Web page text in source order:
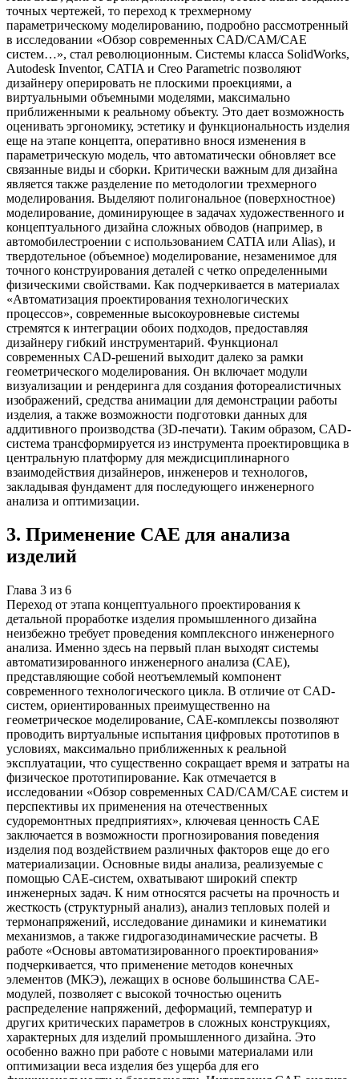
точных чертежей, то переход к трехмерному
параметрическому моделированию, подробно рассмотренный
в исследовании «Обзор современных CAD/CAM/CAE
систем…», стал революционным. Системы класса SolidWorks,
Autodesk Inventor, CATIA и Creo Parametric позволяют
дизайнеру оперировать не плоскими проекциями, а
виртуальными объемными моделями, максимально
приближенными к реальному объекту. Это дает возможность
оценивать эргономику, эстетику и функциональность изделия
еще на этапе концепта, оперативно внося изменения в
параметрическую модель, что автоматически обновляет все
связанные виды и сборки. Критически важным для дизайна
является также разделение по методологии трехмерного
моделирования. Выделяют полигональное (поверхностное)
моделирование, доминирующее в задачах художественного и
концептуального дизайна сложных обводов (например, в
автомобилестроении с использованием CATIA или Alias), и
твердотельное (объемное) моделирование, незаменимое для
точного конструирования деталей с четко определенными
физическими свойствами. Как подчеркивается в материалах
«Автоматизация проектирования технологических
процессов», современные высокоуровневые системы
стремятся к интеграции обоих подходов, предоставляя
дизайнеру гибкий инструментарий. Функционал
современных CAD-решений выходит далеко за рамки
геометрического моделирования. Он включает модули
визуализации и рендеринга для создания фотореалистичных
изображений, средства анимации для демонстрации работы
изделия, а также возможности подготовки данных для
аддитивного производства (3D-печати). Таким образом, CAD-
система трансформируется из инструмента проектировщика в
центральную платформу для междисциплинарного
взаимодействия дизайнеров, инженеров и технологов,
закладывая фундамент для последующего инженерного
анализа и оптимизации.
3. Применение CAE для анализа
изделий
Глава 3 из 6
Переход от этапа концептуального проектирования к
детальной проработке изделия промышленного дизайна
неизбежно требует проведения комплексного инженерного
анализа. Именно здесь на первый план выходят системы
автоматизированного инженерного анализа (CAE),
представляющие собой неотъемлемый компонент
современного технологического цикла. В отличие от CAD-
систем, ориентированных преимущественно на
геометрическое моделирование, CAE-комплексы позволяют
проводить виртуальные испытания цифровых прототипов в
условиях, максимально приближенных к реальной
эксплуатации, что существенно сокращает время и затраты на
физическое прототипирование. Как отмечается в
исследовании «Обзор современных CAD/CAM/CAE систем и
перспективы их применения на отечественных
судоремонтных предприятиях», ключевая ценность CAE
заключается в возможности прогнозирования поведения
изделия под воздействием различных факторов еще до его
материализации. Основные виды анализа, реализуемые с
помощью CAE-систем, охватывают широкий спектр
инженерных задач. К ним относятся расчеты на прочность и
жесткость (структурный анализ), анализ тепловых полей и
термонапряжений, исследование динамики и кинематики
механизмов, а также гидрогазодинамические расчеты. В
работе «Основы автоматизированного проектирования»
подчеркивается, что применение методов конечных
элементов (МКЭ), лежащих в основе большинства CAE-
модулей, позволяет с высокой точностью оценить
распределение напряжений, деформаций, температур и
других критических параметров в сложных конструкциях,
характерных для изделий промышленного дизайна. Это
особенно важно при работе с новыми материалами или
оптимизации веса изделия без ущерба для его